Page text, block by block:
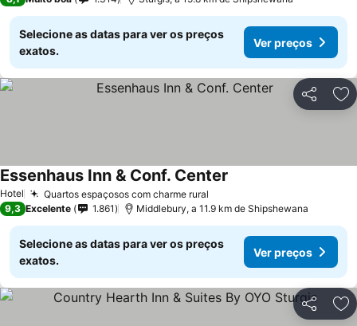
Selecione as datas para ver os preços
exatos.
Ver preços
Partilhar
Hotel Quartos espaçosos com charme rural
Essenhaus Inn & Conf. Center
9,3 Excelente 1.861 Middlebury, a 11.9 km de Shipshewana
Selecione as datas para ver os preços
exatos.
Ver preços
Partilhar